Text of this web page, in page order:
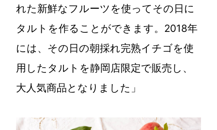
れた新鮮なフルーツを使ってその日に
タルトを作ることができます。2018年
には、その日の朝採れ完熟イチゴを使
用したタルトを静岡店限定で販売し、
大人気商品となりました」